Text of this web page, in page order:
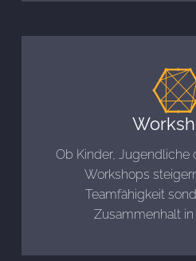
Ob Kinder, Jugendliche
Workshops
Teamfähigkeit
Zusammenhalt